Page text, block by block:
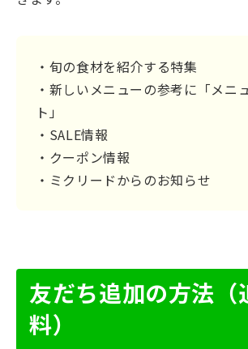
・旬の食材を紹介する特集
・新しいメニューの参考に「メニ
ト」
・SALE情報
・クーポン情報
・ミクリードからのお知らせ
友だち追加の方法（
料）